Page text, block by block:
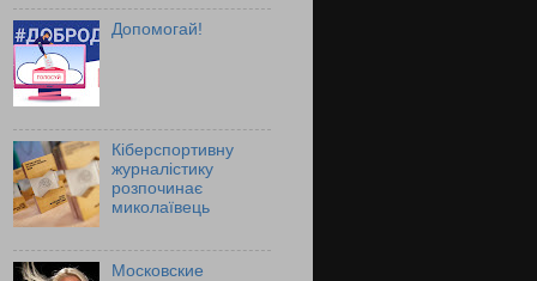
Допомогай!
Кіберспортивну
журналістику
розпочинає
миколаївець
Московские